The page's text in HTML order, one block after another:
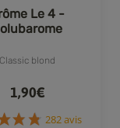
Le 4 -
Classic blond
1,90€